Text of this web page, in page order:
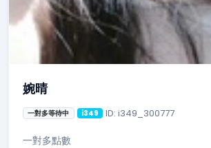
婉晴
一對多等待中 i349 ID: i349_300777
一對多點數